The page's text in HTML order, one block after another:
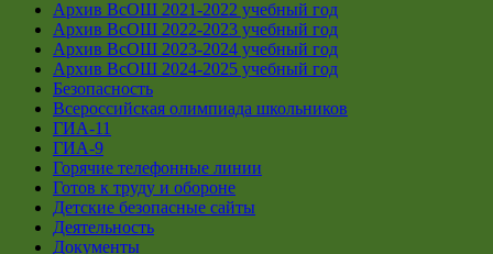
Архив ВсОШ 2021-2022 учебный год
Архив ВсОШ 2022-2023 учебный год
Архив ВсОШ 2023-2024 учебный год
Архив ВсОШ 2024-2025 учебный год
Безопасность
Всероссийская олимпиада школьников
ГИА-11
ГИА-9
Горячие телефонные линии
Готов к труду и обороне
Детские безопасные сайты
Деятельность
Документы